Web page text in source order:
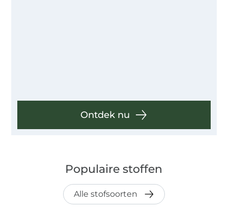
Ontdek nu
Populaire stoffen